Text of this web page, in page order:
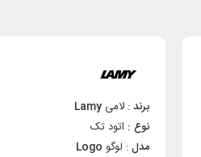
برند:لامیLamy
نوع : اتود تک
مدل: لوگو Logo